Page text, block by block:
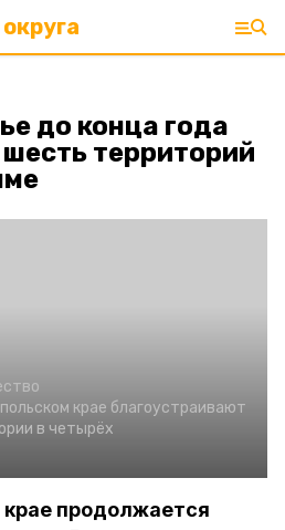
до конца года
территорий
крае благоустраивают
в четырёх
продолжается